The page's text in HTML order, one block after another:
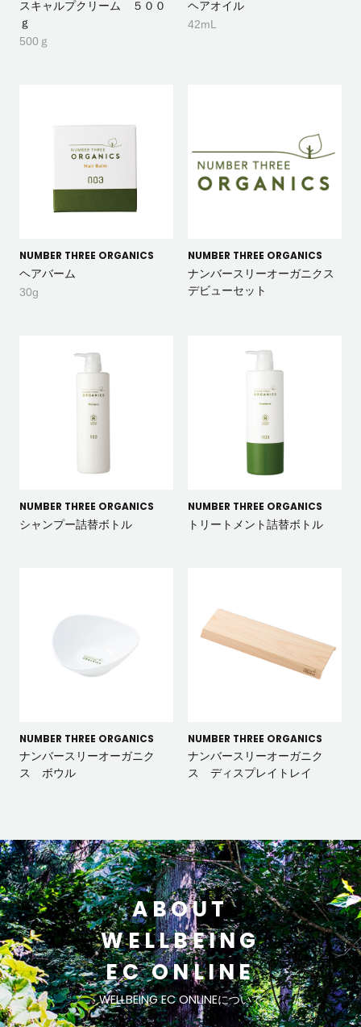
スキャルプクリーム ５００
ｇ
500ｇ
ヘアオイル
42mL
NUMBER THREE ORGANICS
ヘアバーム
30g
NUMBER THREE ORGANICS
ナンバースリーオーガニクス
デビューセット
NUMBER THREE ORGANICS
シャンプー詰替ボトル
NUMBER THREE ORGANICS
トリートメント詰替ボトル
NUMBER THREE ORGANICS
ナンバースリーオーガニク
ス ボウル
NUMBER THREE ORGANICS
ナンバースリーオーガニク
ス ディスプレイトレイ
ABOUT
WELLBEING
EC ONLINE
WELLBEING EC ONLINEについて